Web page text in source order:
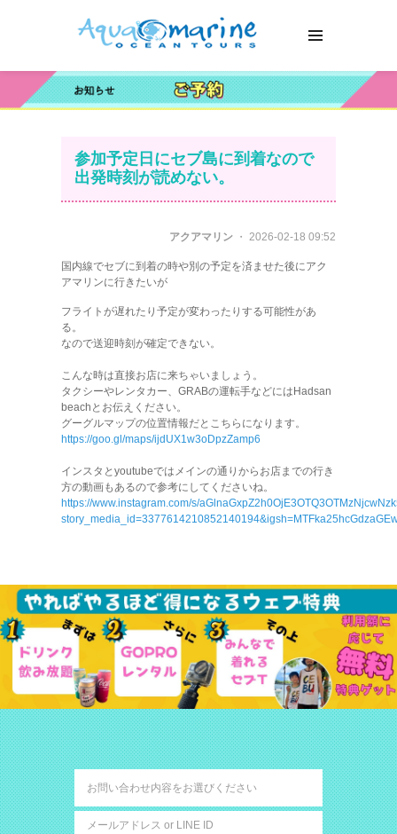
参加予定日にセブ島に到着なので
出発時刻が読めない。
アクアマリン ・ 2026-02-18 09:52
国内線でセブに到着の時や別の予定を済ませた後にアク
アマリンに行きたいが
フライトが遅れたり予定が変わったりする可能性があ
る。
なので送迎時刻が確定できない。
こんな時は直接お店に来ちゃいましょう。
タクシーやレンタカー、GRABの運転手などにはHadsan
beachとお伝えください。
グーグルマップの位置情報だとこちらになります。
https://goo.gl/maps/ijdUX1w3oDpzZamp6
インスタとyoutubeではメインの通りからお店までの行き
方の動画もあるので参考にしてくださいね。
https://www.instagram.com/s/